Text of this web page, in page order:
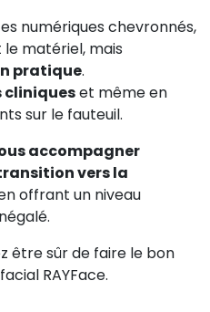
numériques chevronnés,
matériel, mais
pratique.
cliniqueset même en
sur le fauteuil.
accompagner
vers la
offrant un niveau
être sûr de faire le bon
RAYFace.